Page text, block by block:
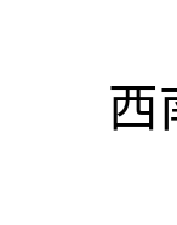
西